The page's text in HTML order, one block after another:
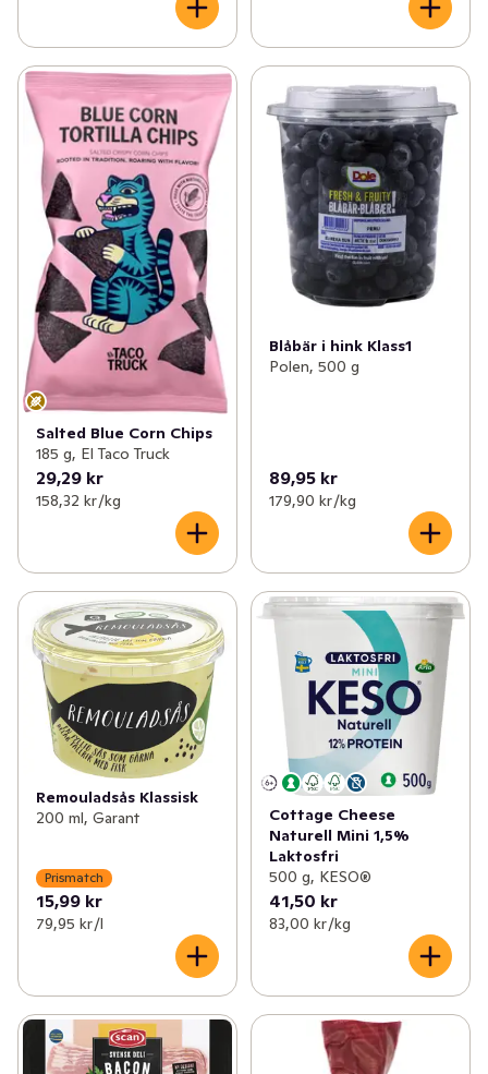
Salted Blue Corn Chips
185 g, El Taco Truck
29,29 kr
158,32 kr /kg
Blåbär i hink Klass1
Polen, 500 g
89,95 kr
179,90 kr /kg
Remouladsås Klassisk
200 ml, Garant
Prismatch
15,99 kr
79,95 kr /l
Cottage Cheese
Naturell Mini 1,5%
Laktosfri
500 g, KESO®
41,50 kr
83,00 kr /kg